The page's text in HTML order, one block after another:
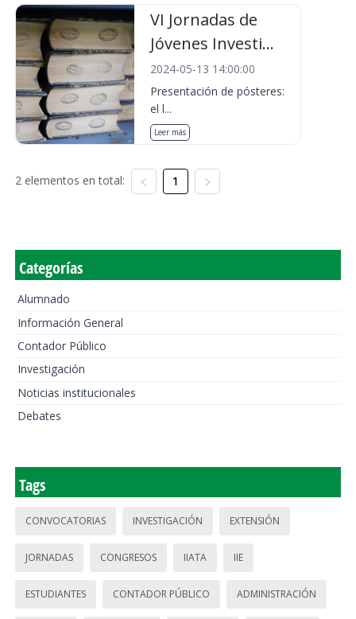
VI Jornadas de
Jóvenes Investi...
2024-05-13 14:00:00
Presentación de pósteres:
el l...
Leer más
2 elementos en total: 1
Categorías
Alumnado
Información General
Contador Público
Investigación
Noticias institucionales
Debates
Tags
CONVOCATORIAS INVESTIGACIÓN EXTENSIÓN
JORNADAS CONGRESOS IIATA IIE
ESTUDIANTES CONTADOR PÚBLICO ADMINISTRACIÓN